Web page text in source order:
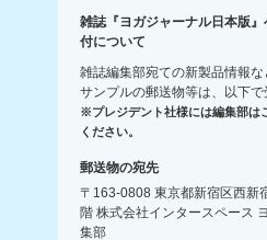
雑誌『ヨガジャーナル日本版
付について
雑誌編集部宛ての新製品情報な
サンプルの郵送物等は、以下で
※プレジデント社様には編集部は
ください。
郵送物の宛先
〒163-0808 東京都新宿区西
階 株式会社インタースペース
集部